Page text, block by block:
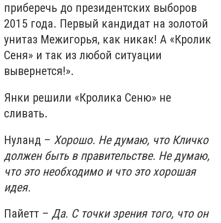
приберечь до президентских выборов
2015 года. Первый кандидат на золотой
унитаз Межигорья, как никак! А «Кролик
Сеня» и так из любой ситуации
вывернется!».
Янки решили «Кролика Сеню» не
сливать.
Нуланд – Хорошо. Не думаю, что Кличко
должен быть в правительстве. Не думаю,
что это необходимо и что это хорошая
идея.
Пайетт – Да. С точки зрения того, что он